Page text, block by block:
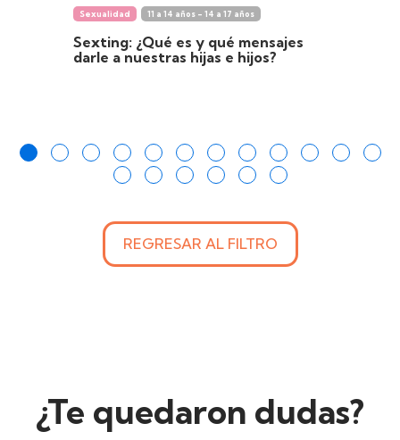
Sexualidad 11 a 14 años - 14 a 17 años
Sexting: ¿Qué es y qué mensajes
darle a nuestras hijas e hijos?
REGRESAR AL FILTRO
¿Te quedaron dudas?